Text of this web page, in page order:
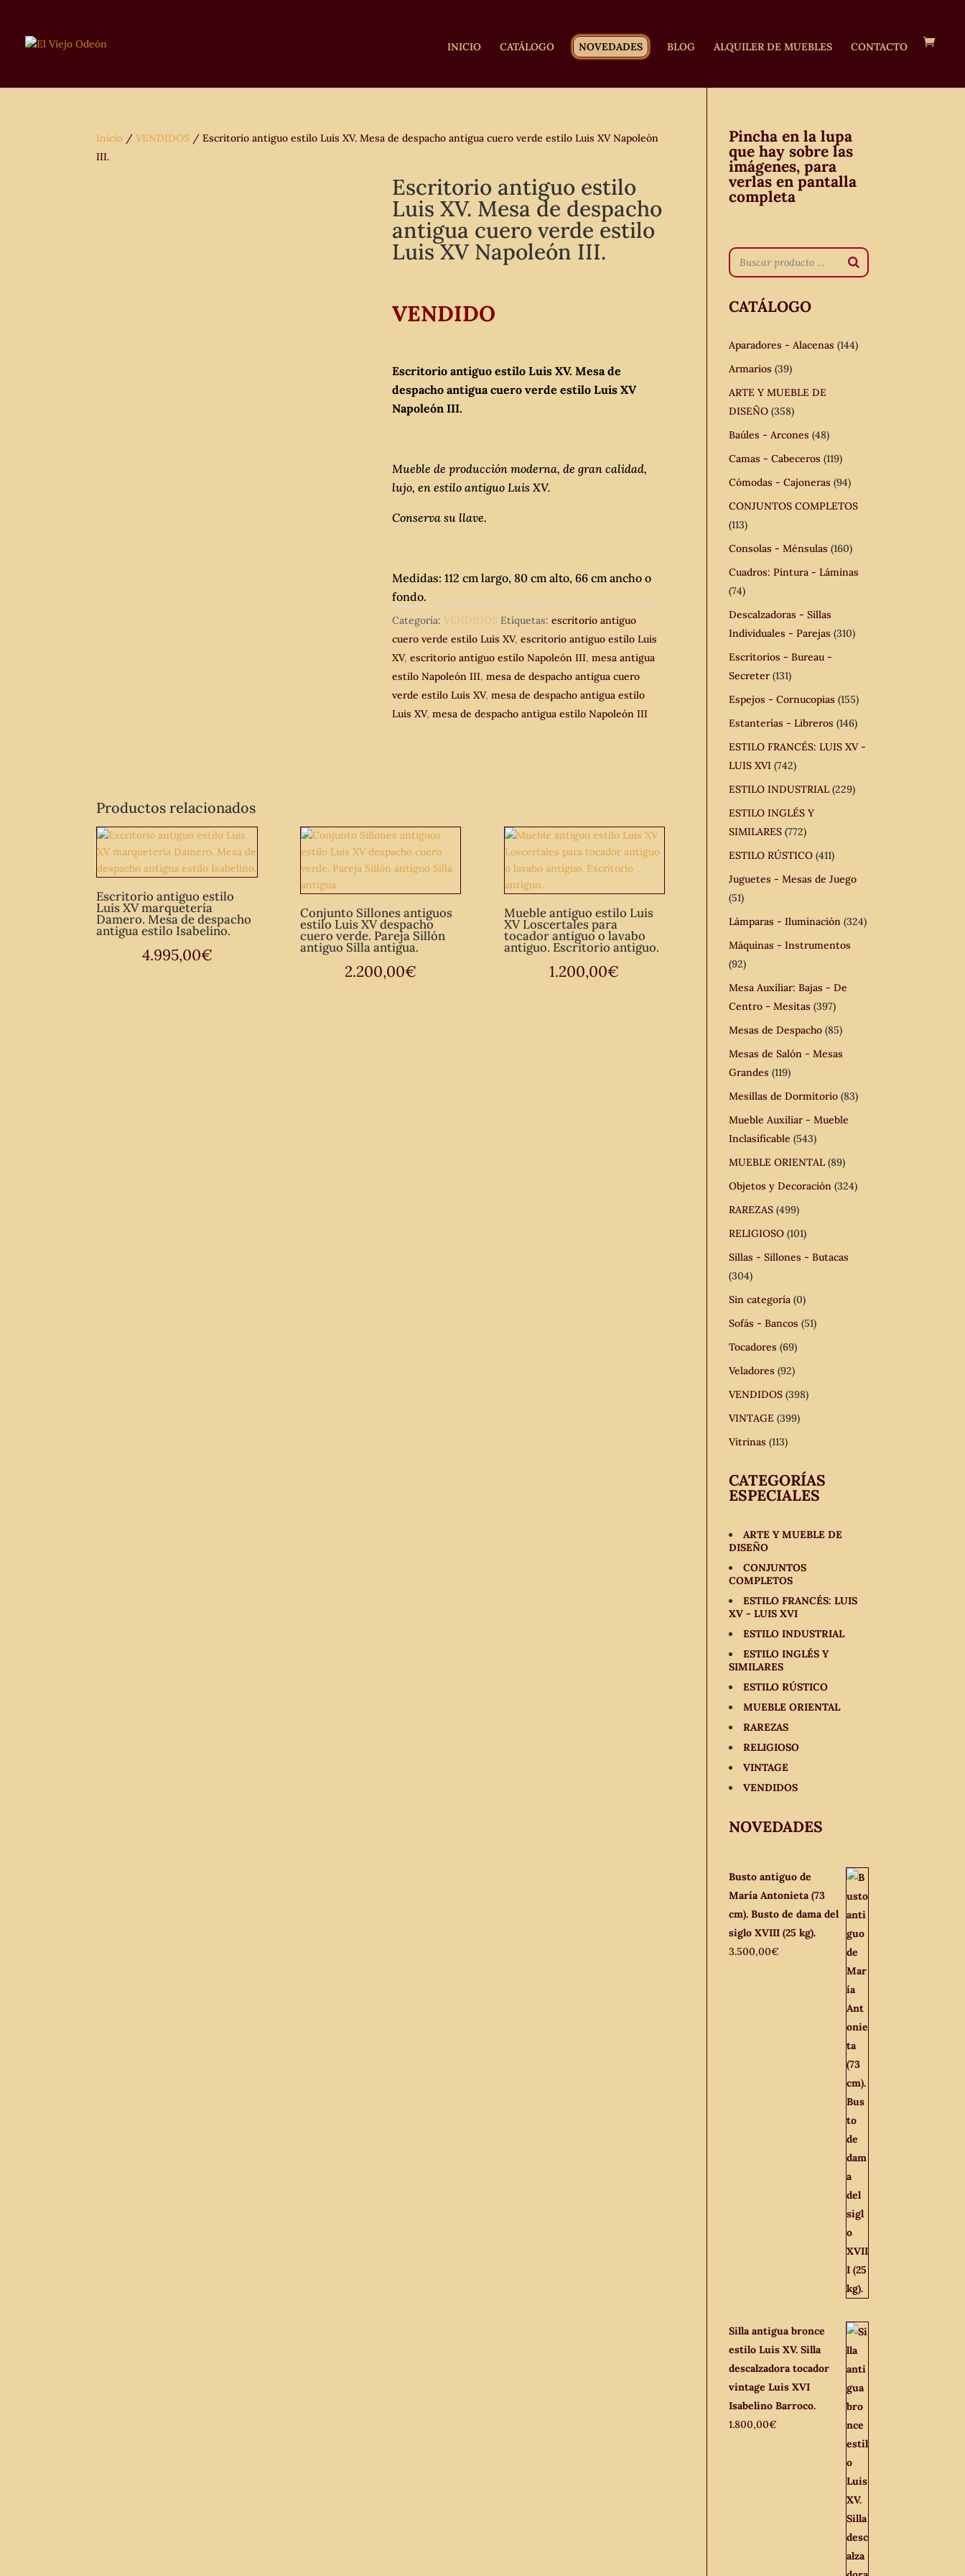
INICIO CATÁLOGO NOVEDADES BLOG ALQUILER DE MUEBLES CONTACTO
Inicio /VENDIDOS / Escritorio antiguo estilo Luis XV. Mesa de despacho antigua cuero verde estilo Luis XV Napoleón
III.
Escritorio antiguo estilo
Luis XV. Mesa de despacho
antigua cuero verde estilo
Luis XV Napoleón III.
VENDIDO
Escritorio antiguo estilo Luis XV. Mesa de
despacho antigua cuero verde estilo Luis XV
Napoleón III.
Mueble de producción moderna, de gran calidad,
lujo, en estilo antiguo Luis XV.
Conserva su llave.
Medidas: 112 cm largo, 80 cm alto, 66 cm ancho o
fondo.
Categoría: VENDIDOS Etiquetas:escritorio antiguo
cuero verde estilo Luis XV,escritorio antiguo estilo Luis
XV,escritorio antiguo estilo Napoleón III,mesa antigua
estilo Napoleón III,mesa de despacho antigua cuero
verde estilo Luis XV,mesa de despacho antigua estilo
Luis XV,mesa de despacho antigua estilo Napoleón III
Productos relacionados
Escritorio antiguo estilo
Luis XV marquetería
Damero. Mesa de despacho
antigua estilo Isabelino.
4.995,00€
Conjunto Sillones antiguos
estilo Luis XV despacho
cuero verde. Pareja Sillón
antiguo Silla antigua.
2.200,00€
Mueble antiguo estilo Luis
XV Loscertales para
tocador antiguo o lavabo
antiguo. Escritorio antiguo.
1.200,00€
Pincha en la lupa
que hay sobre las
imágenes, para
verlas en pantalla
completa
CATÁLOGO
Aparadores - Alacenas (144)
Armarios (39)
ARTE Y MUEBLE DE
DISEÑO (358)
Baúles - Arcones (48)
Camas - Cabeceros (119)
Cómodas - Cajoneras (94)
CONJUNTOS COMPLETOS
(113)
Consolas - Ménsulas (160)
Cuadros: Pintura - Láminas
(74)
Descalzadoras - Sillas
Individuales - Parejas (310)
Escritorios - Bureau -
Secreter (131)
Espejos - Cornucopias (155)
Estanterías - Libreros (146)
ESTILO FRANCÉS: LUIS XV -
LUIS XVI (742)
ESTILO INDUSTRIAL (229)
ESTILO INGLÉS Y
SIMILARES (772)
ESTILO RÚSTICO (411)
Juguetes - Mesas de Juego
(51)
Lámparas - Iluminación (324)
Máquinas - Instrumentos
(92)
Mesa Auxiliar: Bajas - De
Centro - Mesitas (397)
Mesas de Despacho (85)
Mesas de Salón - Mesas
Grandes (119)
Mesillas de Dormitorio (83)
Mueble Auxiliar - Mueble
Inclasificable (543)
MUEBLE ORIENTAL (89)
Objetos y Decoración (324)
RAREZAS (499)
RELIGIOSO (101)
Sillas - Sillones - Butacas
(304)
Sin categoría (0)
Sofás - Bancos (51)
Tocadores (69)
Veladores (92)
VENDIDOS (398)
VINTAGE (399)
Vitrinas (113)
CATEGORÍAS
ESPECIALES
ARTE Y MUEBLE DE
DISEÑO
CONJUNTOS
COMPLETOS
ESTILO FRANCÉS: LUIS
XV - LUIS XVI
ESTILO INDUSTRIAL
ESTILO INGLÉS Y
SIMILARES
ESTILO RÚSTICO
MUEBLE ORIENTAL
RAREZAS
RELIGIOSO
VINTAGE
VENDIDOS
NOVEDADES
Busto antiguo de
María Antonieta (73
cm). Busto de dama del
siglo XVIII (25 kg).
3.500,00€
Silla antigua bronce
estilo Luis XV. Silla
descalzadora tocador
vintage Luis XVI
Isabelino Barroco.
1.800,00€